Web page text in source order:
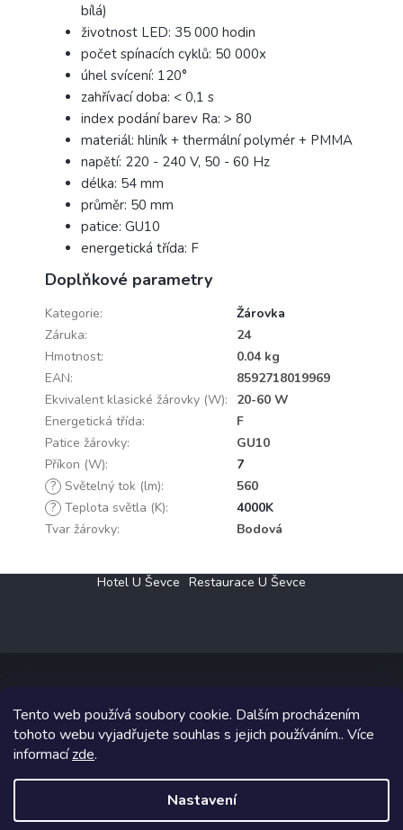
Tento web používá soubory cookie. Dalším procházením
tohoto webu vyjadřujete souhlas s jejich používáním.. Více
informacízde.
Nastavení
bílá)
životnost LED: 35 000 hodin
počet spínacích cyklů: 50 000x
úhel svícení: 120°
zahřívací doba: < 0,1 s
index podání barev Ra: > 80
materiál: hliník + thermální polymér + PMMA
napětí: 220 - 240 V, 50 - 60 Hz
délka: 54 mm
průměr: 50 mm
patice: GU10
energetická třída: F
Doplňkové parametry
Kategorie:
Žárovka
Záruka:
24
Hmotnost:
0.04 kg
EAN:
8592718019969
Ekvivalent klasické žárovky (W):
20-60 W
Energetická třída:
F
Patice žárovky:
GU10
Příkon (W):
7
? Světelný tok (lm):
560
? Teplota světla (K):
4000K
Tvar žárovky: Bodová
Hotel U Ševce Restaurace U Ševce
Copyright 2026Elektro Klesný s.r.o.. Všechna práva vyhrazena.
Grafický návrh vytvořil a na Shoptet implementoval
Shoptetak.cz.